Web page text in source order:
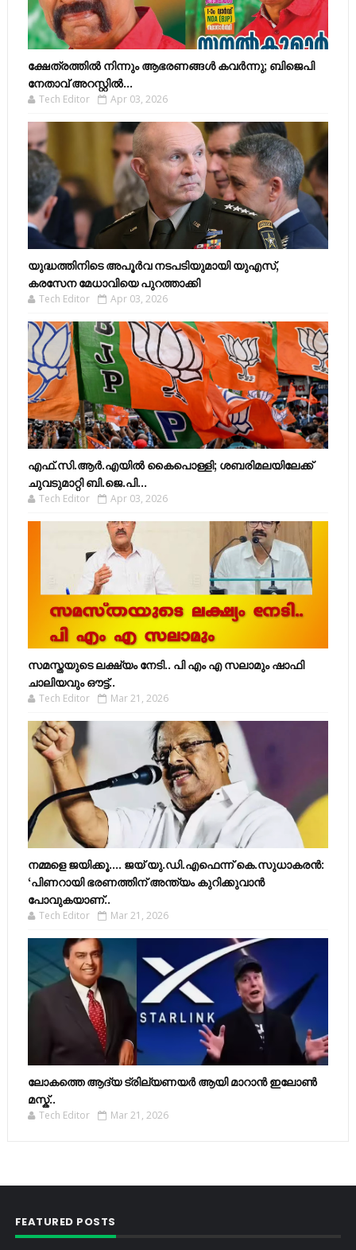
ക്ഷേത്രത്തിൽ നിന്നും ആഭരണങ്ങൾ കവർന്നു; ബിജെപി
നേതാവ് അറസ്റ്റിൽ...
Tech Editor Apr 03, 2026
യുദ്ധത്തിനിടെ അപൂർവ നടപടിയുമായി യുഎസ്,
കരസേന മേധാവിയെ പുറത്താക്കി
Tech Editor Apr 03, 2026
എഫ്​.സി.ആർ.എയിൽ കൈപൊള്ളി; ശബരിമലയിലേക്ക്​
ചുവടുമാറ്റി ബി.ജെ.പി...
Tech Editor Apr 03, 2026
സമസ്തയുടെ ലക്ഷ്യം നേടി.. പി എം എ സലാമും ഷാഫി
ചാലിയവും ഔട്ട്..
Tech Editor Mar 21, 2026
നമ്മളെ ജയിക്കൂ.... ജയ് യു.ഡി.എഫെന്ന് കെ.സുധാകരൻ:
‘പിണറായി ഭരണത്തിന് അന്ത്യം കുറിക്കുവാൻ
പോവുകയാണ്..
Tech Editor Mar 21, 2026
ലോകത്തെ ആദ്യ ട്രില്യണയർ ആയി മാറാൻ ഇലോൺ
മസ്ക്..
Tech Editor Mar 21, 2026
FEATURED POSTS